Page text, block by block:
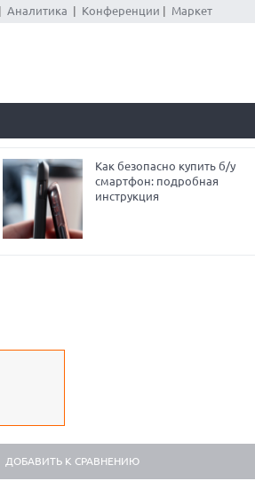
Аналитика Конференции Маркет
Как безопасно купить б/у
смартфон: подробная
инструкция
ДОБАВИТЬ К СРАВНЕНИЮ